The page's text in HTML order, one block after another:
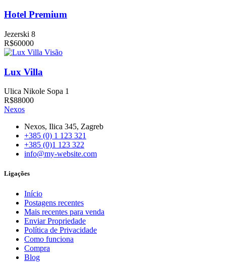
Hotel Premium
Jezerski 8
R$60000
Visão
Lux Villa
Ulica Nikole Sopa 1
R$88000
Nexos
Nexos, Ilica 345, Zagreb
+385 (0) 1 123 321
+385 (0)1 123 322
info@my-website.com
Ligações
Início
Postagens recentes
Mais recentes para venda
Enviar Propriedade
Política de Privacidade
Como funciona
Compra
Blog